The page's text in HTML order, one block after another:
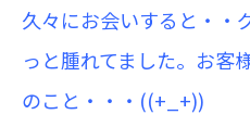
久々にお会いすると・・
っと腫れてました。お客
のこと・・・((+_+))